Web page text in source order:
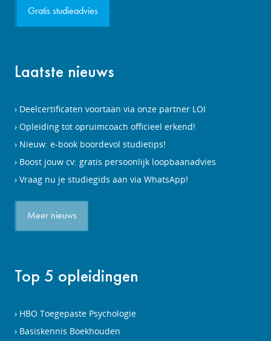
Gratis studieadvies
Laatste nieuws
Deelcertificaten voortaan via onze partner LOI
Opleiding tot opruimcoach officieel erkend!
Nieuw: e-book boordevol studietips!
Boost jouw cv: gratis persoonlijk loopbaanadvies
Vraag nu je studiegids aan via WhatsApp!
Meer nieuws
Top 5 opleidingen
HBO Toegepaste Psychologie
Basiskennis Boekhouden